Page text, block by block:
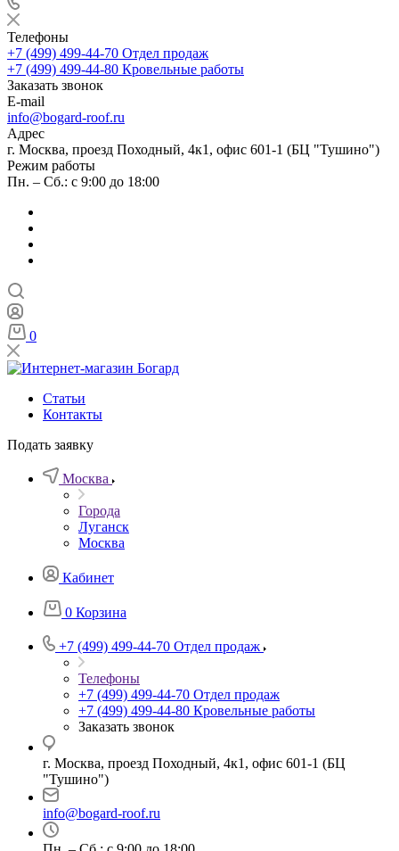
Телефоны
+7 (499) 499-44-70 Отдел продаж
+7 (499) 499-44-80 Кровельные работы
Заказать звонок
E-mail
info@bogard-roof.ru
Адрес
г. Москва, проезд Походный, 4к1, офис 601-1 (БЦ "Тушино")
Режим работы
Пн. – Сб.: с 9:00 до 18:00
0
Статьи
Контакты
Подать заявку
Москва
Города
Луганск
Москва
Кабинет
0 Корзина
+7 (499) 499-44-70 Отдел продаж
Телефоны
+7 (499) 499-44-70 Отдел продаж
+7 (499) 499-44-80 Кровельные работы
Заказать звонок
г. Москва, проезд Походный, 4к1, офис 601-1 (БЦ
"Тушино")
info@bogard-roof.ru